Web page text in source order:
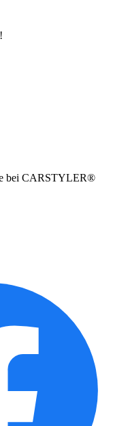
bei CARSTYLER®